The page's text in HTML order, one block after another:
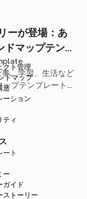
ーが登場：あ
マップテンプ
、学習、生活など
プテンプレートが
点を見つけ、白紙
クト管理
ドマップ
造
ーション
ティ
ート
ー
ガイド
ストーリー